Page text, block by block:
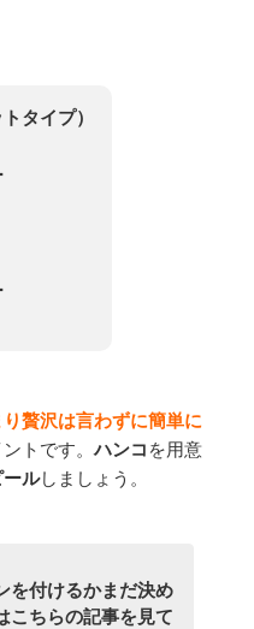
タイプ）
り贅沢は言わずに簡単に
トです。ハンコ を用意
ールしましょう。
を付けるかまだ決め
こちらの記事を見て